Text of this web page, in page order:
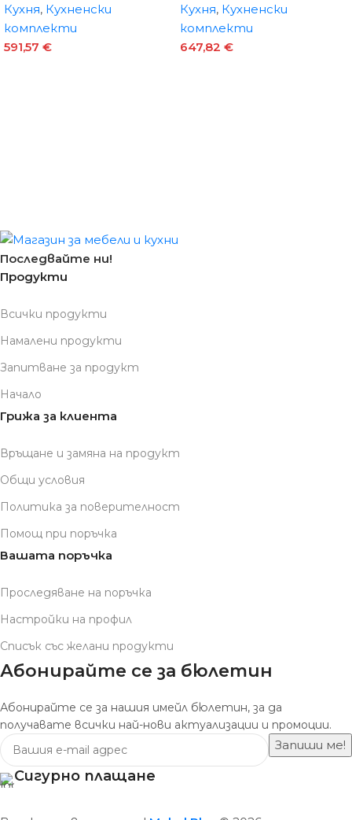
Кухня, Кухненски
комплекти
591,57 €
Кухня, Кухненски
комплекти
647,82 €
Последвайте ни!
Продукти
Всички продукти
Намалени продукти
Запитване за продукт
Начало
Грижа за клиента
Връщане и замяна на продукт
Общи условия
Политика за поверителност
Помощ при поръчка
Вашата поръчка
Проследяване на поръчка
Настройки на профил
Списък със желани продукти
Абонирайте се за бюлетин
Абонирайте се за нашия имейл бюлетин, за да
получавате всички най-нови актуализации и промоции.
Сигурно плащане